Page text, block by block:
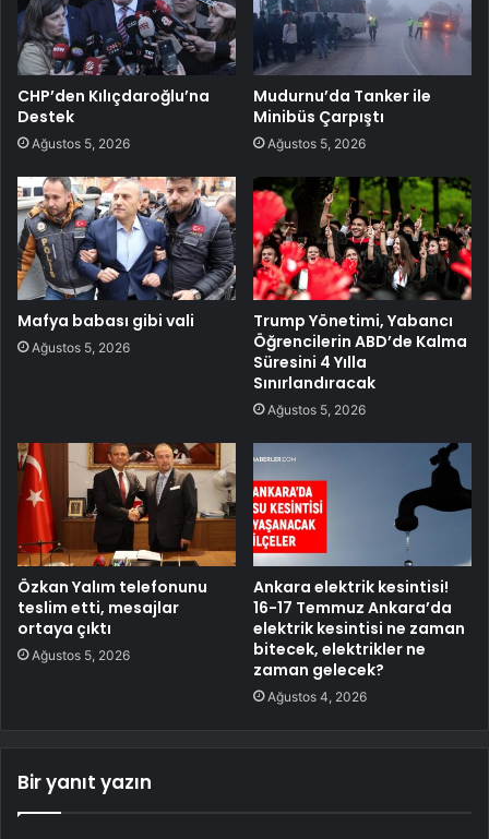
CHP’den Kılıçdaroğlu’na
Destek
Ağustos 5, 2026
Mudurnu’da Tanker ile
Minibüs Çarpıştı
Ağustos 5, 2026
Mafya babası gibi vali
Ağustos 5, 2026
Trump Yönetimi, Yabancı
Öğrencilerin ABD’de Kalma
Süresini 4 Yılla
Sınırlandıracak
Ağustos 5, 2026
Özkan Yalım telefonunu
teslim etti, mesajlar
ortaya çıktı
Ağustos 5, 2026
Ankara elektrik kesintisi!
16-17 Temmuz Ankara’da
elektrik kesintisi ne zaman
bitecek, elektrikler ne
zaman gelecek?
Ağustos 4, 2026
Bir yanıt yazın